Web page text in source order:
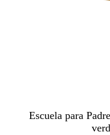
Escuela para